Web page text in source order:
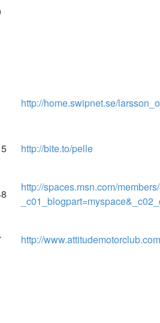
http://home.swipnet.se/
http://bite.to/pelle
http://spaces.msn.com/
http://www.attitudemotorclub.com